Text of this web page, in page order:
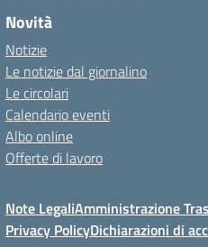
Novità
Notizie
Le notizie dal giornalino
Le circolari
Calendario eventi
Albo online
Offerte di lavoro
Note LegaliAmministrazione
Privacy PolicyDichiarazioni di